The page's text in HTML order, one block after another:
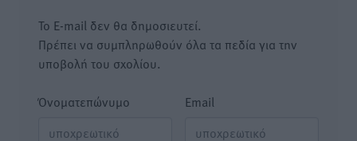
Το E-mail δεν θα δημοσιευτεί.
Πρέπει να συμπληρωθούν όλα τα πεδία για την
υποβολή του σχολίου.
Όνοματεπώνυμο Email